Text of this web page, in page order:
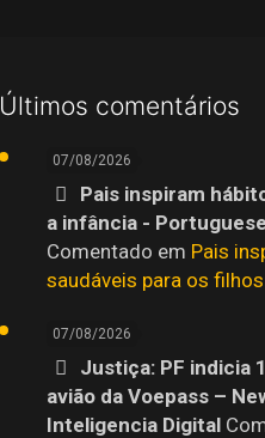
Últimos comentários
07/08/2026
Pais inspiram
a infância -
Comentado em Pais
saudáveis para os filhos
07/08/2026
Justiça: PF indicia
avião da Voepass –
Inteligencia Digital